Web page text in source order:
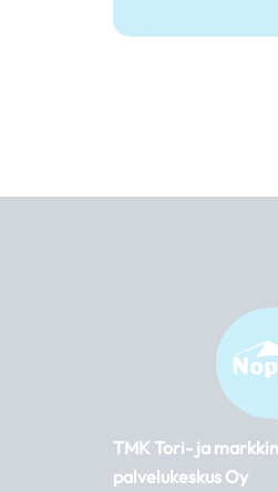
TMK Tori- ja
palvelukeskus Oy